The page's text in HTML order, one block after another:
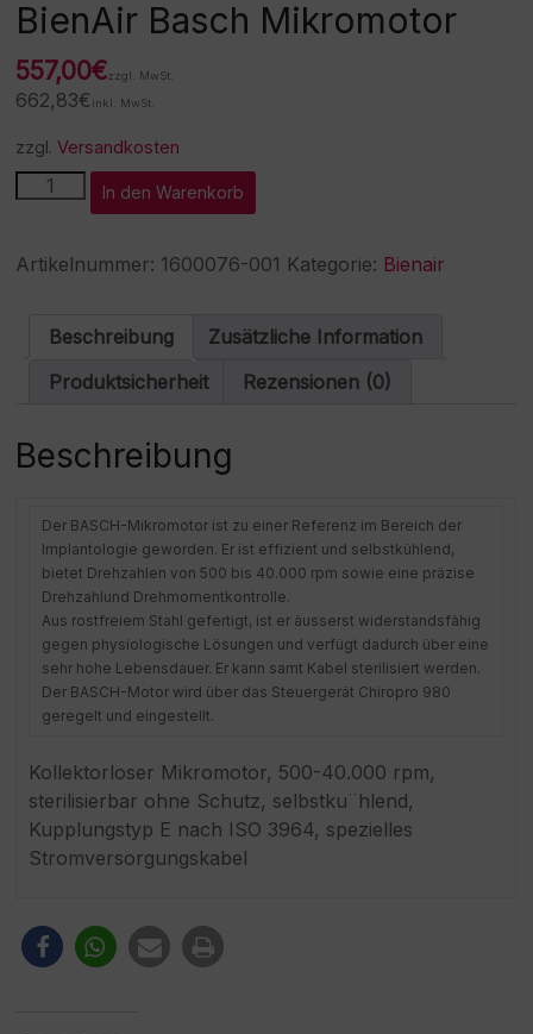
BienAir Basch Mikromotor
557,00€zzgl. MwSt.
662,83€ inkl. MwSt.
zzgl.Versandkosten
BienAir
Basch
Menge
In den Warenkorb
l
e
r
a
t
i
Artikelnummer: 1600076-001 Kategorie: Bienair
Beschreibung
Zusätzliche Information
Produktsicherheit
Rezensionen (0)
Beschreibung
Der BASCH-Mikromotor ist zu einer Referenz im Bereich der
Implantologie geworden. Er ist effizient und selbstkühlend,
bietet Drehzahlen von 500 bis 40.000 rpm sowie eine präzise
Drehzahlund Drehmomentkontrolle.
Aus rostfreiem Stahl gefertigt, ist er äusserst widerstandsfähig
gegen physiologische Lösungen und verfügt dadurch über eine
sehr hohe Lebensdauer. Er kann samt Kabel sterilisiert werden.
Der BASCH-Motor wird über das Steuergerät Chiropro 980
geregelt und eingestellt.
Kollektorloser Mikromotor, 500-40.000 rpm,
sterilisierbar ohne Schutz, selbstku¨hlend,
Kupplungstyp E nach ISO 3964, spezielles
Stromversorgungskabel